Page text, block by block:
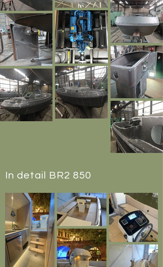
In detail BR2 850